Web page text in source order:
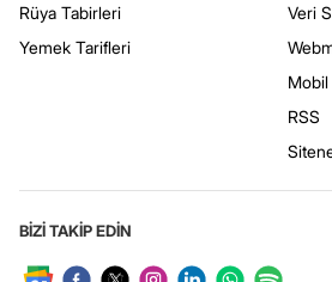
Rüya Tabirleri
Yemek Tarifleri
Veri
RSS
BİZİ TAKİP EDİN